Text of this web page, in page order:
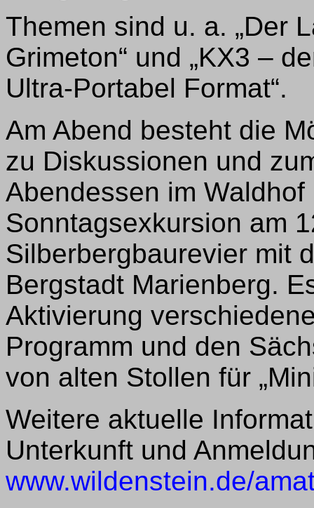
Themen sind u. a. „Der
Grimeton“ und „KX3 –
Ultra-Portabel Format“.
Am Abend besteht die
zu Diskussionen und
Abendessen im
Sonntagsexkursion am
Silberbergbaurevier mit
Bergstadt Marienberg.
Aktivierung
Programm und den
von alten Stollen für
Weitere aktuelle
Unterkunft und
www.wildenstein.de/